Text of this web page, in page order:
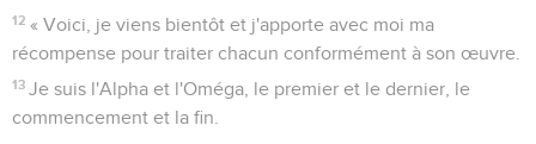
12 « Voici, je viens bientôt et j'apporte avec moi ma
récompense pour traiter chacun conformément à son œuvre.
13 Je suis l'Alpha et l'Oméga, le premier et le dernier, le
commencement et la fin.